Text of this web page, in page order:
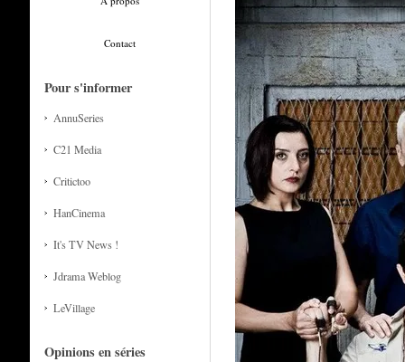
Contact
Pour s'informer
AnnuSeries
C21 Media
Critictoo
HanCinema
It's TV News !
Jdrama Weblog
LeVillage
Opinions en séries